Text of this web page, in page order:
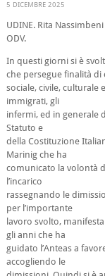
5 DICEMBRE 2025
UDINE. Rita
ODV.
In questi giorni si è
che persegue finalità di
sociale, civile, culturale
immigrati, gli
infermi, ed in generale
Statuto e
della Costituzione
Marinig che ha
comunicato la volontà
l’incarico
rassegnando le
per l’importante
lavoro svolto,
gli anni che ha
guidato l’Anteas a
accogliendo le